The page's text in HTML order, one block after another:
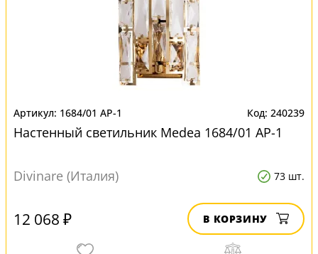
1684/01 AP-1 240239
Настенный светильник Medea 1684/01 AP-1
Divinare (Италия) 73 шт.
12 068 ₽ В КОРЗИНУ